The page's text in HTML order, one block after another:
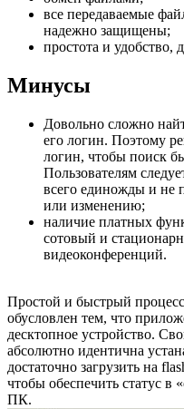
все передаваемые
надежно защищены;
простота и удобство,
Минусы
Довольно сложно
его логин. Поэтому
логин, чтобы поиск
Пользователям
всего единожды и не
или изменению;
наличие платных
сотовый и
видеоконференций.
Простой и быстрый
обусловлен тем, что
десктопное устройство.
абсолютно идентична
достаточно загрузить на
чтобы обеспечить статус
ПК.